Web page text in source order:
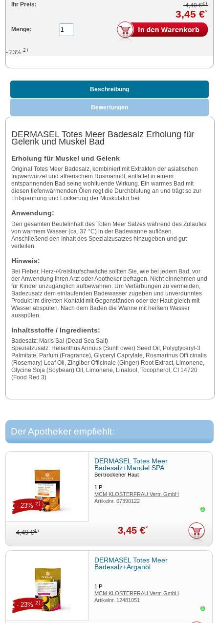
Ihr Preis: 4,49 €4)
3,45 €*
Menge:
- 23%2)
Beschreibung
Bewertungen
DERMASEL Totes Meer Badesalz Erholung für
Gelenk und Muskel Bad
Erholung für Muskel und Gelenk
Original Totes Meer Badesalz, kombiniert mit Extrakten der asiatischen
Ingwerwurzel und ätherischem Rosmarinöl, entfaltet in einem
entspannenden Bad seine wohltuende Wirkung. Ein warmes Bad mit
diesen tiefenwärmenden Ölen regt die Durchblutung an und trägt so zur
Entspannung und Lockerung der Muskulatur bei.
Anwendung:
Den gesamten Beutelinhalt des Toten Meer Salzes während des Zulaufes
von warmem Wasser (ca. 37 °C) in der Badewanne auflösen.
Anschließend den Inhalt des Spezialzusatzes hinzugeben und gut
verteilen.
Hinweis:
Bei Fieber, Herz-/Kreislaufschwäche sollten Sie, wie bei jedem Bad, vor
der Anwendung Ihren Arzt oder Apotheker befragen. Nicht einnehmen und
für Kinder unzugänglich aufbewahren. Um Verfärbungen zu vermeiden,
Badezusatz dem einlaufenden Badewasser zugeben und unverdünntes
Produkt im direkten Kontakt mit Gegenständen oder der Haut gleich mit
Wasser abspülen. Nach dem Baden die Wanne mit heißem Wasser
ausspülen.
Inhaltsstoffe / Ingredients:
Badesalz: Maris Sal (Dead Sea Salt)
Spezialzusatz: Helianthus Annuus (Sunfl ower) Seed Oil, Polyglyceryl-3
Palmitate, Parfum (Fragrance), Glyceryl Caprylate, Rosmarinus Offi cinalis
(Rosemary) Leaf Oil, Zingiber Officinale (Ginger) Root Extract, Limonene,
Glycine Soja (Soybean) Oil, Limonene, Linalool, Tocopherol, CI 14720
(Food Red 3)
Der Apotheker empfiehlt:
DERMASEL Totes Meer
Badesalz+Mandel SPA
Bei trockener Haut
1P
MCM KLOSTERFRAU Vertr. GmbH
Artikelnr.07390122
4,49 €4) 3,45 €*
- 23% 2)
DERMASEL Totes Meer
Badesalz+Arganöl
1P
MCM KLOSTERFRAU Vertr. GmbH
Artikelnr. 12481051
- 23% 2)